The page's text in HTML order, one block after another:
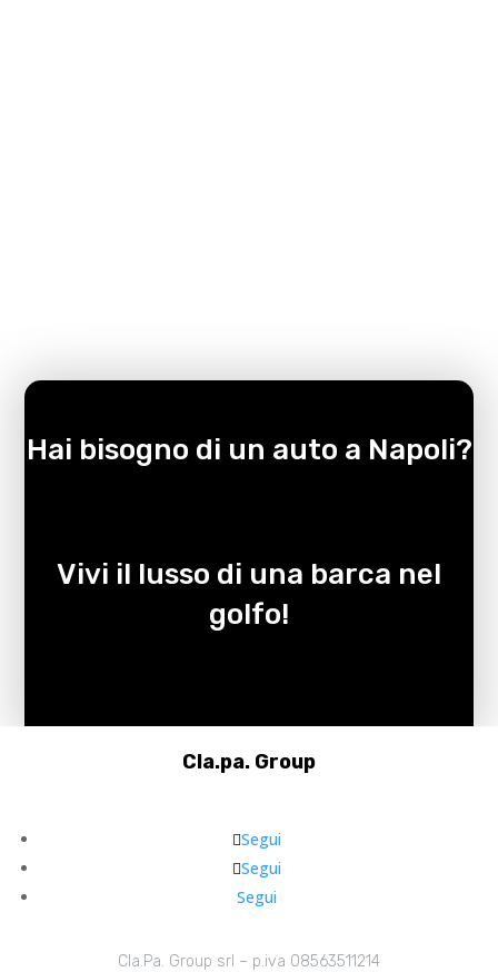
Hai bisogno di un auto a Napoli?
Vivi il lusso di una barca nel
golfo!
Cla.pa. Group
Segui
Segui
Segui
Cla.Pa. Group srl – p.iva 08563511214